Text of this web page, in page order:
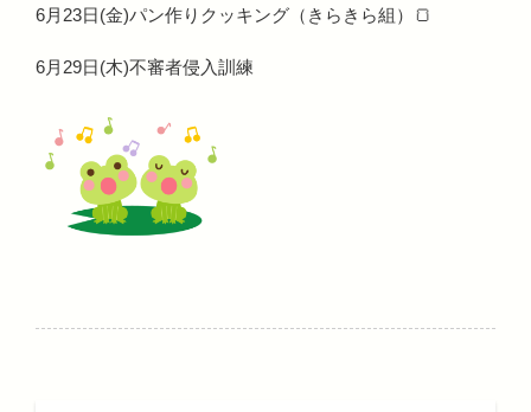
6月23日(金)パン作りクッキング（きらきら組）🍞
6月29日(木)不審者侵入訓練